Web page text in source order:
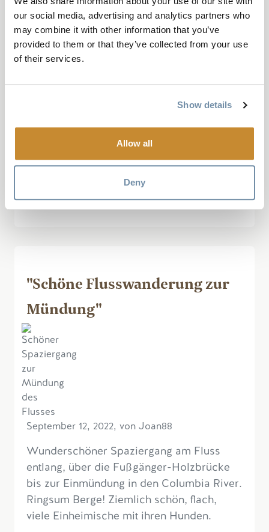
our social media, advertising and analytics partners who
may combine it with other information that you’ve
provided to them or that they’ve collected from your use
of their services.
Show details
Allow all
Deny
“Wonderful setting!”
Power, beauty and a picturesque setting in
Horse River a worthwhile stop. There’s a
the more worth a visit. The green...
"Schöne Flusswanderung zur
Mündung"
September 12, 2022, von Joan88
Wunderschöner Spaziergang am Fluss
entlang, über die Fußgänger-Holzbrücke
bis zur Einmündung in den Columbia River.
Ringsum Berge! Ziemlich schön, flach,
viele Einheimische mit ihren Hunden.